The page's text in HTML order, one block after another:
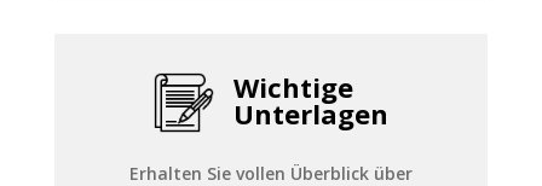
Wichtige
Unterlagen
Erhalten Sie vollen Überblick über